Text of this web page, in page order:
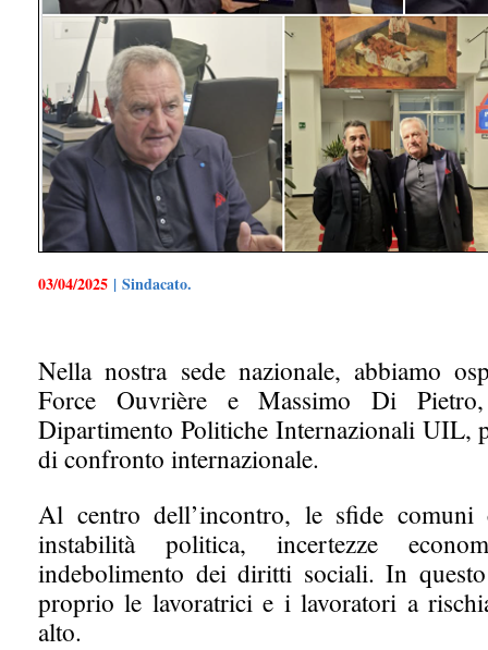
03/04/2025 | Sindacato.
Nella nostra sede nazionale, abbiamo
Force Ouvrière e Massimo Di
Dipartimento Politiche Internazionali UIL,
di confronto internazionale.
Al centro dell’incontro, le sfide comuni
instabilità politica, incertezze
indebolimento dei diritti sociali. In
proprio le lavoratrici e i lavoratori a
alto.